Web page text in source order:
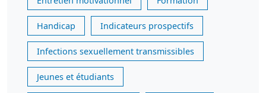
Handicap Indicateurs prospectifs
Infections sexuellement transmissibles
Jeunes et étudiants